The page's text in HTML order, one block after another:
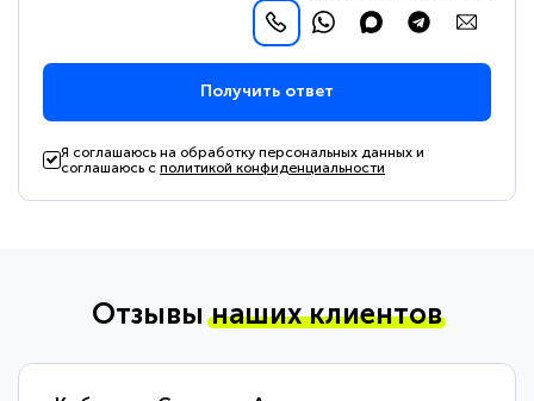
Получить ответ
Я соглашаюсь на обработку персональных данных и
соглашаюсь сполитикой конфиденциальности
Отзывынаших клиентов